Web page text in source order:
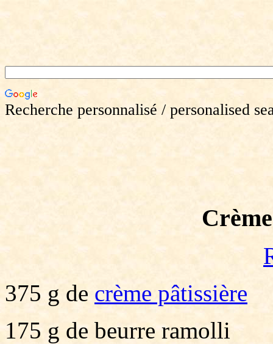
Recherche personnalisé / personalised
375 g de crème pâtissière
175 g de beurre ramolli